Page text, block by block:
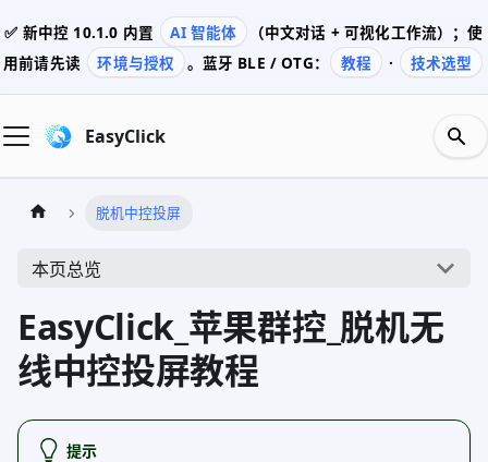
✅ 新中控 10.1.0 内置 AI 智能体
（中文对话 + 可视化工作流）；使
用前请先读
环境与授权 。蓝牙 BLE / OTG： 教程 · 技术选型
EasyClick
脱机中控投屏
本页总览
EasyClick_苹果群控_脱机无
线中控投屏教程
提示